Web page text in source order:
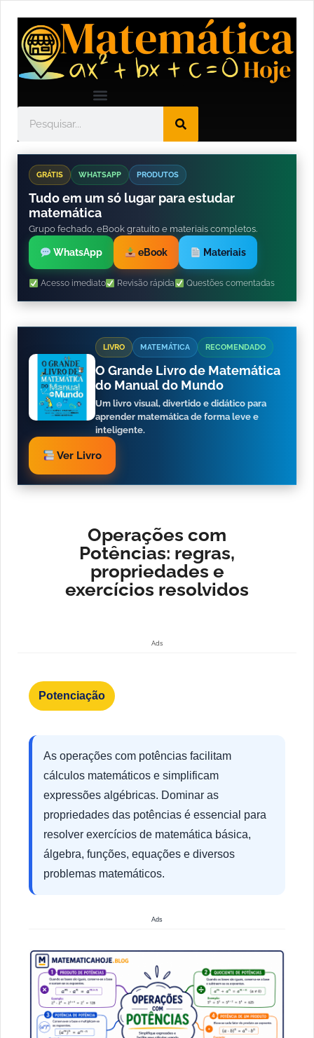
GRÁTIS WHATSAPP PRODUTOS
Tudo em um só lugar para estudar
matemática
Grupo fechado, eBook gratuito e materiais completos.
WhatsApp eBook Materiais
Acesso imediato Revisão rápida Questões comentadas
LIVRO MATEMÁTICA RECOMENDADO
O Grande Livro de Matemática
do Manual do Mundo
Um livro visual, divertido e didático para
aprender matemática de forma leve e
inteligente.
Ver Livro
Operações com
Potências: regras,
propriedades e
exercícios resolvidos
Ads
Potenciação
As operações com potências facilitam
cálculos matemáticos e simplificam
expressões algébricas. Dominar as
propriedades das potências é essencial para
resolver exercícios de matemática básica,
álgebra, funções, equações e diversos
problemas matemáticos.
Ads